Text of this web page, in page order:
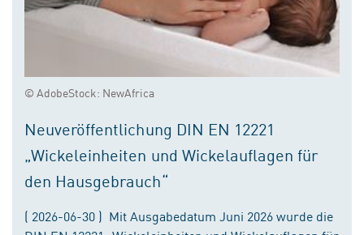
© AdobeStock: NewAfrica
Neuveröffentlichung DIN EN 12221
„Wickeleinheiten und Wickelauflagen für
den Hausgebrauch“
( 2026-06-30 ) Mit Ausgabedatum Juni 2026 wurde die